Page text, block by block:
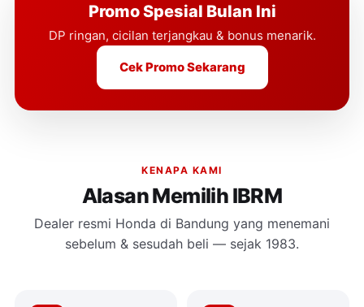
Promo Spesial Bulan Ini
DP ringan, cicilan terjangkau & bonus menarik.
Cek Promo Sekarang
KENAPA KAMI
Alasan Memilih IBRM
Dealer resmi Honda di Bandung yang menemani
sebelum & sesudah beli — sejak 1983.